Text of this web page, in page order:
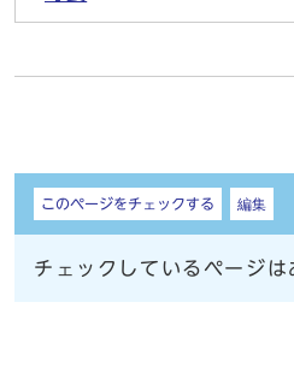
しおり
このページをチェックする 編集
チェックしているページは